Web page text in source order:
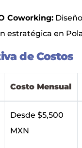
Coworking:
estratégica en
de Costos
Costo Mensual
Desde $5,500
MXN